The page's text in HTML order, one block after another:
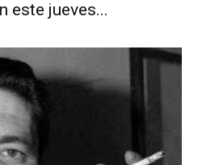
este jueves...